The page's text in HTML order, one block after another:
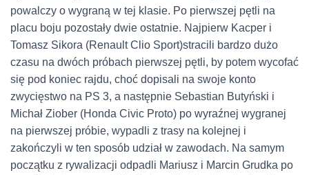
powalczy o wygraną w tej klasie. Po pierwszej pętli na
placu boju pozostały dwie ostatnie. Najpierw Kacper i
Tomasz Sikora (Renault Clio Sport)stracili bardzo dużo
czasu na dwóch próbach pierwszej pętli, by potem wycofać
się pod koniec rajdu, choć dopisali na swoje konto
zwycięstwo na PS 3, a następnie Sebastian Butyński i
Michał Ziober (Honda Civic Proto) po wyraźnej wygranej
na pierwszej próbie, wypadli z trasy na kolejnej i
zakończyli w ten sposób udział w zawodach. Na samym
początku z rywalizacji odpadli Mariusz i Marcin Grudka po